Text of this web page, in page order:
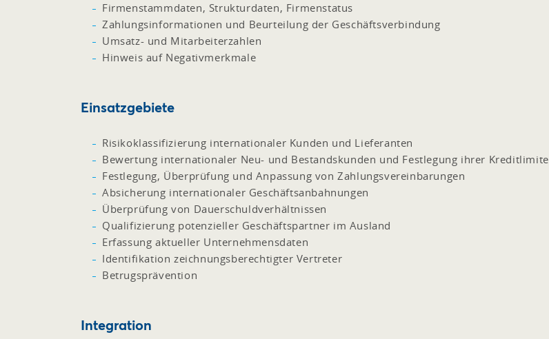
Firmenstammdaten, Strukturdaten, Firmenstatus
Zahlungsinformationen und Beurteilung der Geschäftsverbindung
Umsatz- und Mitarbeiterzahlen
Hinweis auf Negativmerkmale
Einsatzgebiete
Risikoklassifizierung internationaler Kunden und Lieferanten
Bewertung internationaler Neu- und Bestandskunden und Festlegung ihrer Kreditlimite
Festlegung, Überprüfung und Anpassung von Zahlungsvereinbarungen
Absicherung internationaler Geschäftsanbahnungen
Überprüfung von Dauerschuldverhältnissen
Qualifizierung potenzieller Geschäftspartner im Ausland
Erfassung aktueller Unternehmensdaten
Identifikation zeichnungsberechtigter Vertreter
Betrugsprävention
Integration